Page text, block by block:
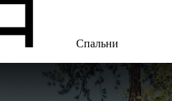
Спальни